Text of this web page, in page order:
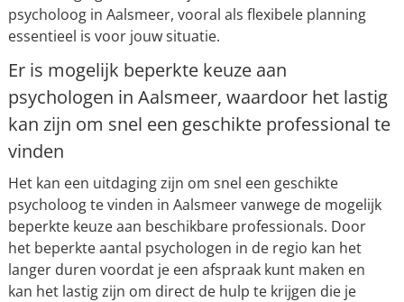
psycholoog in Aalsmeer, vooral als flexibele planning
essentieel is voor jouw situatie.
Er is mogelijk beperkte keuze aan
psychologen in Aalsmeer, waardoor het lastig
kan zijn om snel een geschikte professional te
vinden
Het kan een uitdaging zijn om snel een geschikte
psycholoog te vinden in Aalsmeer vanwege de mogelijk
beperkte keuze aan beschikbare professionals. Door
het beperkte aantal psychologen in de regio kan het
langer duren voordat je een afspraak kunt maken en
kan het lastig zijn om direct de hulp te krijgen die je